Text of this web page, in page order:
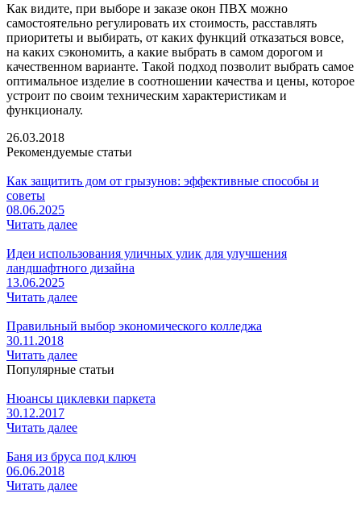
Как видите, при выборе и заказе окон ПВХ можно
самостоятельно регулировать их стоимость, расставлять
приоритеты и выбирать, от каких функций отказаться вовсе,
на каких сэкономить, а какие выбрать в самом дорогом и
качественном варианте. Такой подход позволит выбрать самое
оптимальное изделие в соотношении качества и цены, которое
устроит по своим техническим характеристикам и
функционалу.
26.03.2018
Рекомендуемые статьи
Как защитить дом от грызунов: эффективные способы и
советы
08.06.2025
Читать далее
Идеи использования уличных улик для улучшения
ландшафтного дизайна
13.06.2025
Читать далее
Правильный выбор экономического колледжа
30.11.2018
Читать далее
Популярные статьи
Нюансы циклевки паркета
30.12.2017
Читать далее
Баня из бруса под ключ
06.06.2018
Читать далее